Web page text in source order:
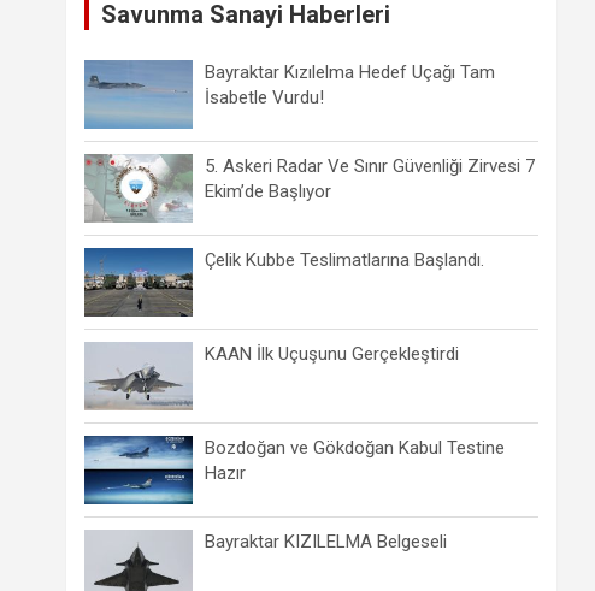
Savunma Sanayi Haberleri
Bayraktar Kızılelma Hedef Uçağı Tam
İsabetle Vurdu!
5. Askeri Radar Ve Sınır Güvenliği Zirvesi 7
Ekim’de Başlıyor
Çelik Kubbe Teslimatlarına Başlandı.
KAAN İlk Uçuşunu Gerçekleştirdi
Bozdoğan ve Gökdoğan Kabul Testine
Hazır
Bayraktar KIZILELMA Belgeseli